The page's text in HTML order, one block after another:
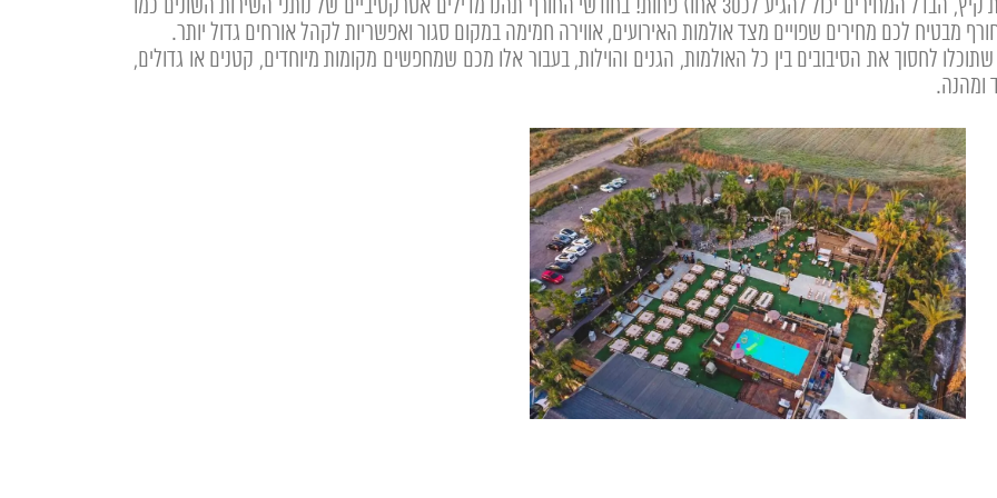
חתונת חורף חסכונית יותר בצורה משמעותית מחתונת קיץ, הבדל המחירים יכול להגיע לכ30 אחוז פחות! בחודשי החורף תהנו מדילים אטרקטיביים של נותני השירות השונים כמו
מבטיח לכם מחירים שפויים מצד אולמות האירועים, אווירה חמימה במקום סגור ואפשריות לקהל אורחים גדול יותר.
לחסוך את הסיבובים בין כל האולמות, הגנים והוילות, בעבור אלו מכם שמחפשים מקומות מיוחדים, קטנים או גדולים,
ומהנה.